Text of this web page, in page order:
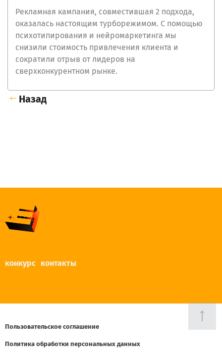
Рекламная кампания, совместившая 2 подхода,
оказалась настоящим турборежимом. C помощью
психотипирования и нейромаркетинга мы
снизили стоимость привлечения клиента и
сократили отрыв от лидеров на
сверхконкурентном рынке.
Назад
конкурс контакты
Пользовательское соглашение
Политика обработки персональных данных